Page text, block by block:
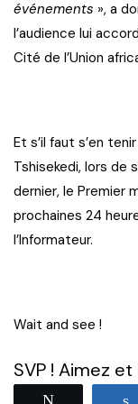
événements », a
l’audience lui
Cité de l’Union
Et s’il faut s’en
Tshisekedi, lors de
dernier, le Premier
prochaines 24
l’Informateur.
Wait and see !
SVP ! Aimez